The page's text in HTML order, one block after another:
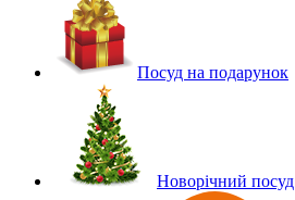
Посуд на подарунок
Новорічний посуд